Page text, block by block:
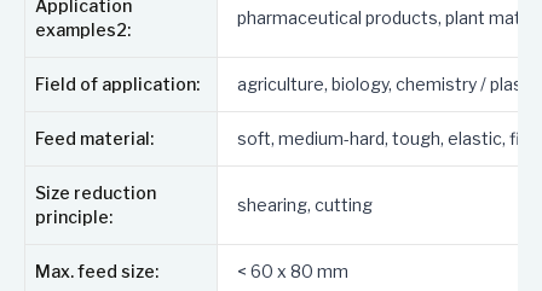
Seige og elastiske materialer
Fibrøse materialer
Heterogene materialblandinger
Tilleggsutstyr
det tilgjengelig et bredt spekter av tilbehør:
Application
examples2:
pharmaceutical products, plant
Field of application: agriculture, biology, chemistry /
Feed material: soft, medium-hard, tough, elastic,
Size reduction
principle:
shearing, cutting
Max. feed size: < 60 x 80 mm